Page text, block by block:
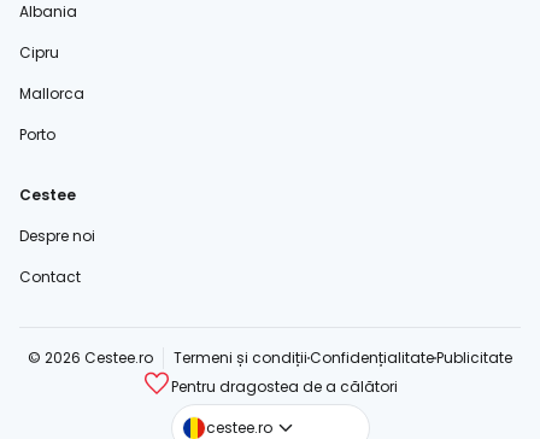
Albania
Cipru
Mallorca
Porto
Cestee
Despre noi
Contact
© 2026 Cestee.ro Termeni și condițiiConfidențialitatePublicitate
Pentru dragostea de a călători
cestee.ro
cestee.com